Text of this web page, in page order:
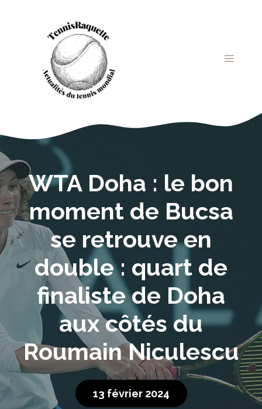
MENU
WTA Doha : le bon
moment de Bucsa
se retrouve en
double : quart de
finaliste de Doha
aux côtés du
Roumain Niculescu
13 février 2024